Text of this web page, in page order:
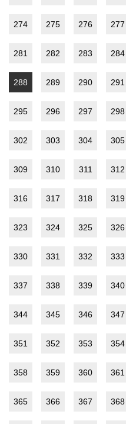
274 275 276 277
281 282 283 284
288 289 290 291
295 296 297 298
302 303 304 305
309 310 311 312
316 317 318 319
323 324 325 326
330 331 332 333
337 338 339 340
344 345 346 347
351 352 353 354
358 359 360 361
365 366 367 368